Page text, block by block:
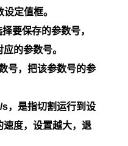
定值框。
要保存的参数号，
的参数号。
号，把该参数号的参
，是指切割运行到设
速度，设置越大，退